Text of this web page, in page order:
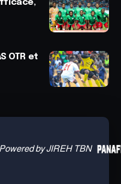
OTR et
by JIREH TBN